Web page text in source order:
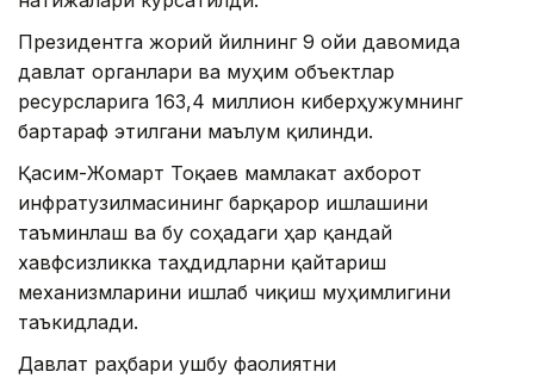
Президентга жорий йилнинг 9 ойи давомида
давлат органлари ва муҳим объектлар
ресурсларига 163,4 миллион киберҳужумнинг
бартараф этилгани маълум қилинди.
Қасим-Жомарт Тоқаев мамлакат ахборот
инфратузилмасининг барқарор ишлашини
таъминлаш ва бу соҳадаги ҳар қандай
хавфсизликка таҳдидларни қайтариш
механизмларини ишлаб чиқиш муҳимлигини
таъкидлади.
Давлат раҳбари ушбу фаолиятни